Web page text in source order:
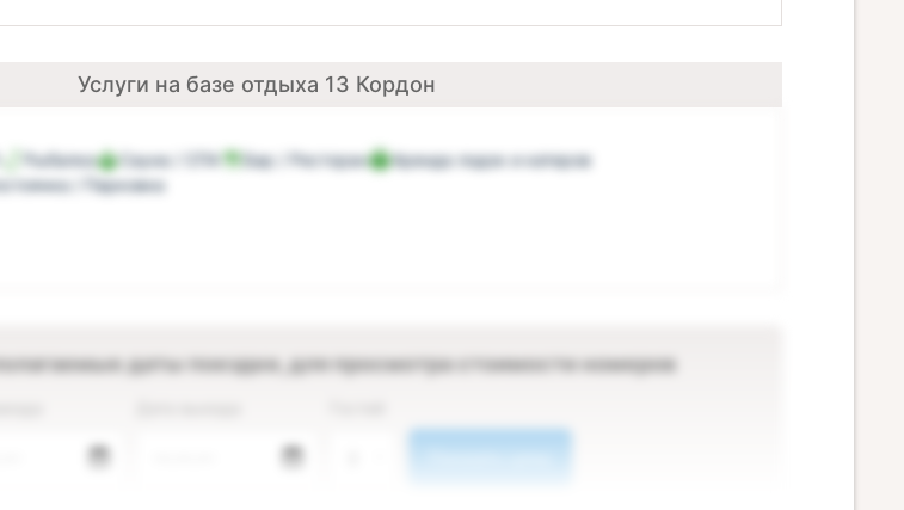
Услуги на базе отдыха 13 Кордон
Рыбалка Сауна / СПА Бар / Ресторан
Аренда лодок и катеров
/ Парковка
даты поездки, для просмотра стоимости номеров